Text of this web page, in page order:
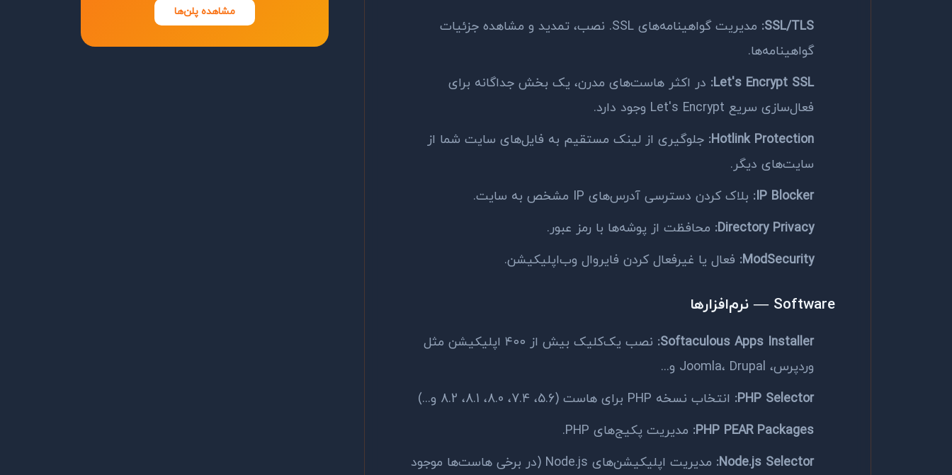
SSL/TLS:
مدیریت گواهینامه‌های SSL. نصب، تمدید و مشاهده جزئیات
گواهینامه‌ها.
Let's Encrypt SSL: در اکثر هاست‌های مدرن، یک بخش جداگانه برای
فعال‌سازی سریع Let's Encrypt وجود دارد.
Hotlink Protection: جلوگیری از لینک مستقیم به فایل‌های سایت شما از
سایت‌های دیگر.
IP Blocker: بلاک کردن دسترسی آدرس‌های IP مشخص به سایت.
Directory Privacy: محافظت از پوشه‌ها با رمز عبور.
ModSecurity: فعال یا غیرفعال کردن فایروال وب‌اپلیکیشن.
Software — نرم‌افزارها
Softaculous Apps Installer:
نصب یک‌کلیک بیش از ۴۰۰ اپلیکیشن مثل
وردپرس، Joomla، Drupal و...
PHP Selector: انتخاب نسخه PHP برای هاست (5.6، 7.4، 8.0، 8.1، 8.2 و...)
PHP PEAR Packages: مدیریت پکیج‌های PHP.
Node.js Selector:
مدیریت اپلیکیشن‌های Node.js (در برخی هاست‌ها موجود
مشاهده پلن‌ها